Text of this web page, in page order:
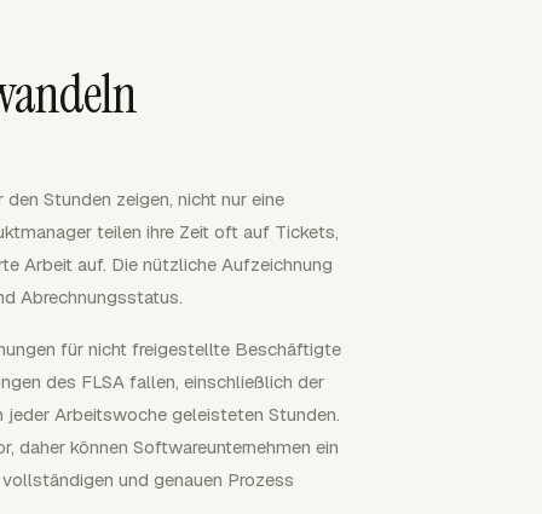
Stunden zeigen, nicht nur eine
teilen ihre Zeit oft auf Tickets,
Arbeit auf. Die nützliche Aufzeichnung
Abrechnungsstatus.
für nicht freigestellte Beschäftigte
des FLSA fallen, einschließlich der
Arbeitswoche geleisteten Stunden.
daher können Softwareunternehmen ein
und genauen Prozess